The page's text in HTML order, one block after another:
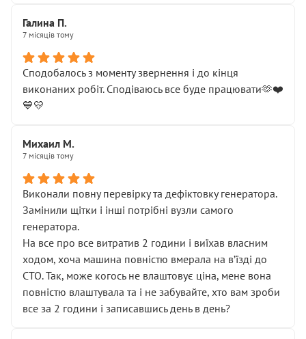
Галина П.
7 місяців тому
Сподобалось з моменту звернення і до кінця
виконаних робіт. Сподіваюсь все буде працювати🫶❤️
💙💛
Михаил М.
7 місяців тому
Виконали повну перевірку та дефіктовку генератора.
Замінили щітки і інші потрібні вузли самого
генератора.
На все про все витратив 2 години і виїхав власним
ходом, хоча машина повністю вмерала на вʼїзді до
СТО. Так, може когось не влаштовує ціна, мене вона
повністю влаштувала та і не забувайте, хто вам зроби
все за 2 години і записавшись день в день?